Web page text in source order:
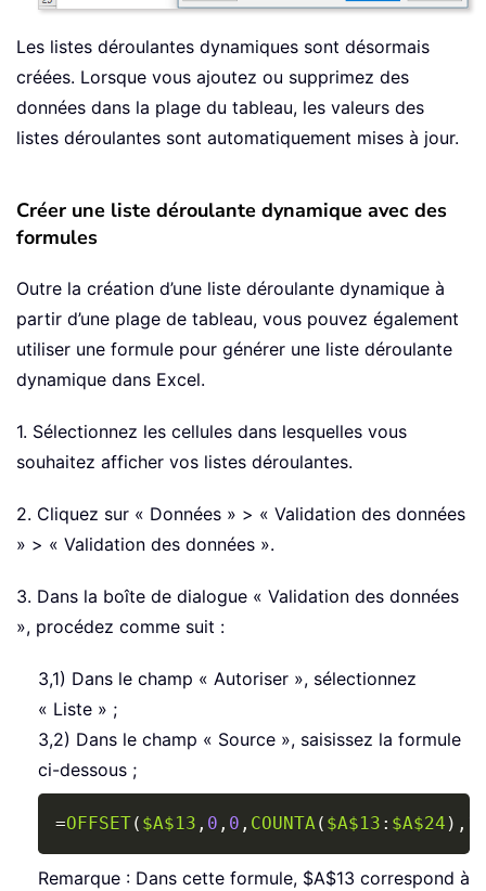
Les listes déroulantes dynamiques sont désormais
créées. Lorsque vous ajoutez ou supprimez des
données dans la plage du tableau, les valeurs des
listes déroulantes sont automatiquement mises à jour.
Créer une liste déroulante dynamique avec des
formules
Outre la création d’une liste déroulante dynamique à
partir d’une plage de tableau, vous pouvez également
utiliser une formule pour générer une liste déroulante
dynamique dans Excel.
1. Sélectionnez les cellules dans lesquelles vous
souhaitez afficher vos listes déroulantes.
2. Cliquez sur « Données » > « Validation des données
» > « Validation des données ».
3. Dans la boîte de dialogue « Validation des données
», procédez comme suit :
3,1) Dans le champ « Autoriser », sélectionnez
« Liste » ;
3,2) Dans le champ « Source », saisissez la formule
ci-dessous ;
=OFFSET( $A$13 , 0 , 0 , COUNTA( $A$13 : $A$24 ) ,
Copy
Remarque : Dans cette formule, $A$13 correspond à